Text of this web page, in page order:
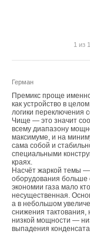
1 из 1
Герман
Премикс проще
как устройство в
логики переключения
Чище — это значит
всему диапазону
максимуме, и на
сама собой и
специальными
краях.
Насчёт жаркой темы —
оборудования больше
экономии газа мало
несущественная.
а в небольшом
снижения тактования,
низкой мощности —
выпадения